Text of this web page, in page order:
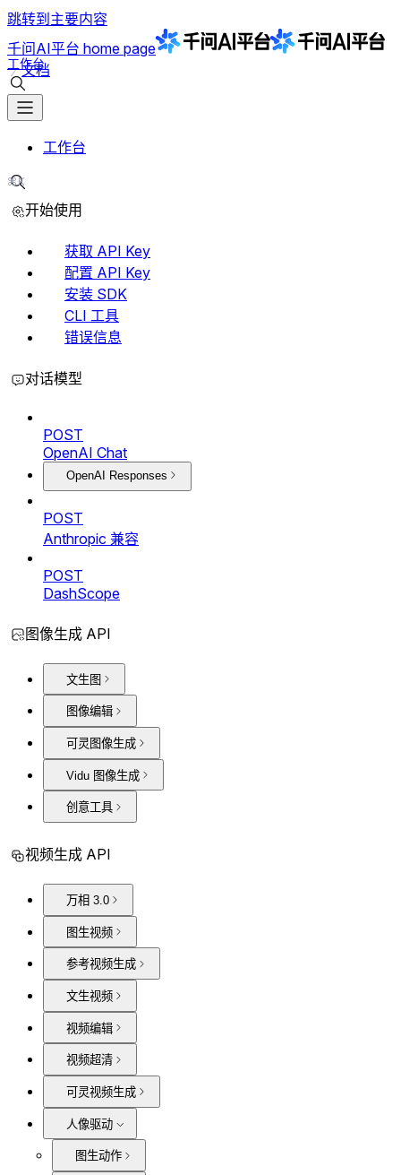
跳转到主要内容
千问AI平台 home page
文档
工作台
工作台
⌘K
开始使用
获取 API Key
配置 API Key
安装 SDK
CLI 工具
错误信息
对话模型
POST
OpenAI Chat
OpenAI Responses
POST
Anthropic 兼容
POST
DashScope
图像生成 API
文生图
图像编辑
可灵图像生成
Vidu 图像生成
创意工具
视频生成 API
万相 3.0
图生视频
参考视频生成
文生视频
视频编辑
视频超清
可灵视频生成
人像驱动
图生动作